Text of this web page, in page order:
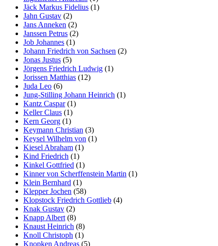
Jäck Markus Fidelius (1)
Jahn Gustav (2)
Jans Anneken (2)
Janssen Petrus (2)
Job Johannes (1)
Johann Friedrich von Sachsen (2)
Jonas Justus (5)
Jörgens Friedrich Ludwig (1)
Jorissen Matthias (12)
Juda Leo (6)
Jung-Stilling Johann Heinrich (1)
Kantz Caspar(1)
Keller Claus (1)
Kern Georg (1)
Keymann Christian (3)
Keysel Wilhelm von (1)
Kiesel Abraham (1)
Kind Friedrich (1)
Kinkel Gottfried (1)
Kinner von Scherffenstein Martin (1)
Klein Bernhard (1)
Klepper Jochen (58)
Klopstock Friedrich Gottlieb (4)
Knak Gustav (2)
Knapp Albert (8)
Knaust Heinrich (8)
Knoll Christoph (1)
Knopken Andreas (5)